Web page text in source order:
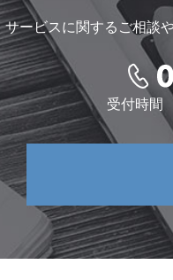
サービスに関するご相談
受付時間